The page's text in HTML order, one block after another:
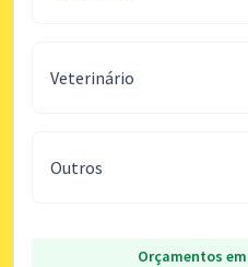
Veterinário
Outros
Orçamentos